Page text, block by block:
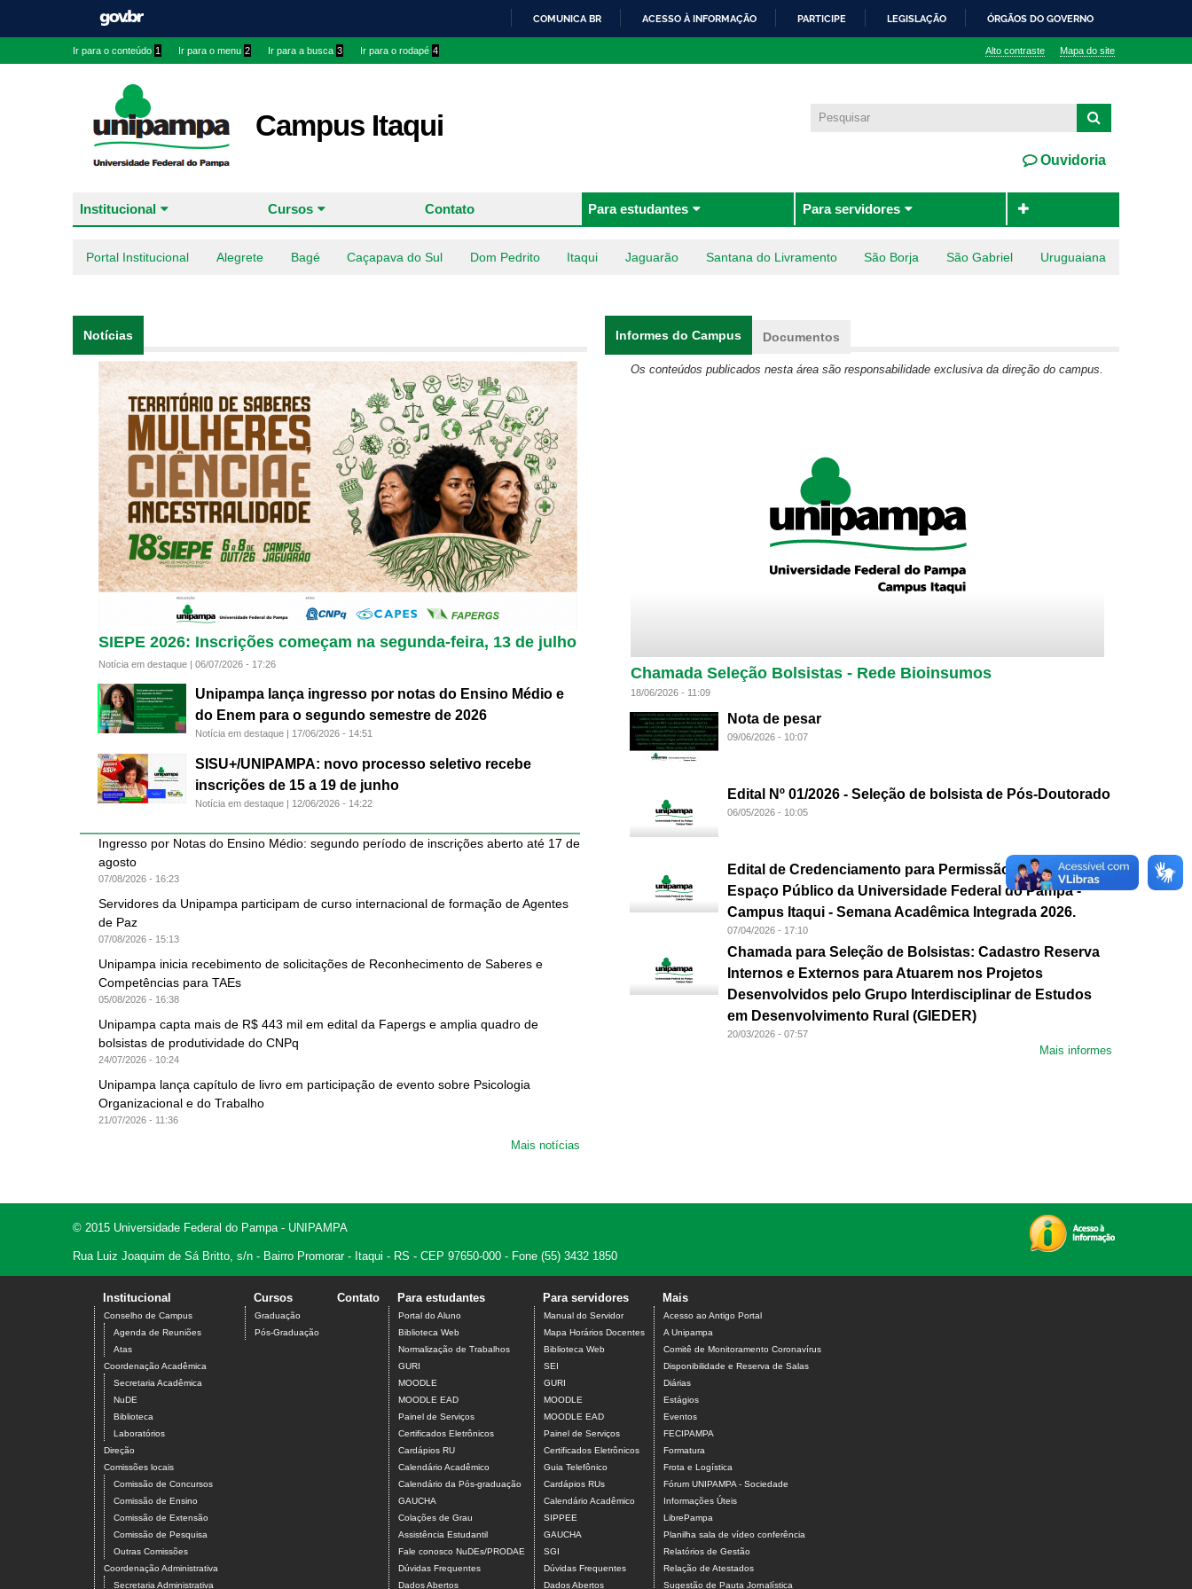
COMUNICA BR ACESSO À INFORMAÇÃO PARTICIPE LEGISLAÇÃO ÓRGÃOS DO GOVERNO
Ir para o conteúdo 1 Ir para o menu 2 Ir para a busca 3 Ir para o rodapé 4 Alto contraste Mapa do site
Campus Itaqui
Ouvidoria
Institucional Cursos Contato Para estudantes Para servidores
Portal Institucional Alegrete Bagé Caçapava do Sul Dom Pedrito Itaqui Jaguarão Santana do Livramento São Borja São Gabriel Uruguaiana
Notícias
SIEPE 2026: Inscrições começam na segunda-feira, 13 de julho
Notícia em destaque | 06/07/2026 - 17:26
Unipampa lança ingresso por notas do Ensino Médio e
do Enem para o segundo semestre de 2026
Notícia em destaque | 17/06/2026 - 14:51
SISU+/UNIPAMPA: novo processo seletivo recebe
inscrições de 15 a 19 de junho
Notícia em destaque | 12/06/2026 - 14:22
Ingresso por Notas do Ensino Médio: segundo período de inscrições aberto até 17 de
agosto
07/08/2026 - 16:23
Servidores da Unipampa participam de curso internacional de formação de Agentes
de Paz
07/08/2026 - 15:13
Unipampa inicia recebimento de solicitações de Reconhecimento de Saberes e
Competências para TAEs
05/08/2026 - 16:38
Unipampa capta mais de R$ 443 mil em edital da Fapergs e amplia quadro de
bolsistas de produtividade do CNPq
24/07/2026 - 10:24
Unipampa lança capítulo de livro em participação de evento sobre Psicologia
Organizacional e do Trabalho
21/07/2026 - 11:36
Mais notícias
Informes do Campus (aba ativa)
Documentos
Os conteúdos publicados nesta área são responsabilidade exclusiva da direção do campus.
Chamada Seleção Bolsistas - Rede Bioinsumos
18/06/2026 - 11:09
Nota de pesar
09/06/2026 - 10:07
Edital Nº 01/2026 - Seleção de bolsista de Pós-Doutorado
06/05/2026 - 10:05
Edital de Credenciamento para Permissão de Uso de
Espaço Público da Universidade Federal do Pampa -
Campus Itaqui - Semana Acadêmica Integrada 2026.
07/04/2026 - 17:10
Chamada para Seleção de Bolsistas: Cadastro Reserva
Internos e Externos para Atuarem nos Projetos
Desenvolvidos pelo Grupo Interdisciplinar de Estudos
em Desenvolvimento Rural (GIEDER)
20/03/2026 - 07:57
Mais informes
© 2015 Universidade Federal do Pampa - UNIPAMPA
Rua Luiz Joaquim de Sá Britto, s/n - Bairro Promorar - Itaqui - RS - CEP 97650-000 - Fone (55) 3432 1850
Institucional
Conselho de Campus
Agenda de Reuniões
Atas
Coordenação Acadêmica
Secretaria Acadêmica
NuDE
Biblioteca
Laboratórios
Direção
Comissões locais
Comissão de Concursos
Comissão de Ensino
Comissão de Extensão
Comissão de Pesquisa
Outras Comissões
Coordenação Administrativa
Secretaria Administrativa
Cursos
Graduação
Pós-Graduação
Contato Para estudantes
Portal do Aluno
Biblioteca Web
Normalização de Trabalhos
GURI
MOODLE
MOODLE EAD
Painel de Serviços
Certificados Eletrônicos
Cardápios RU
Calendário Acadêmico
Calendário da Pós-graduação
GAUCHA
Colações de Grau
Assistência Estudantil
Fale conosco NuDEs/PRODAE
Dúvidas Frequentes
Dados Abertos
Para servidores
Manual do Servidor
Mapa Horários Docentes
Biblioteca Web
SEI
GURI
MOODLE
MOODLE EAD
Painel de Serviços
Certificados Eletrônicos
Guia Telefônico
Cardápios RUs
Calendário Acadêmico
SIPPEE
GAUCHA
SGI
Dúvidas Frequentes
Dados Abertos
Mais
Acesso ao Antigo Portal
A Unipampa
Comitê de Monitoramento Coronavírus
Disponibilidade e Reserva de Salas
Diárias
Estágios
Eventos
FECIPAMPA
Formatura
Frota e Logística
Fórum UNIPAMPA - Sociedade
Informações Úteis
LibrePampa
Planilha sala de vídeo conferência
Relatórios de Gestão
Relação de Atestados
Sugestão de Pauta Jornalística